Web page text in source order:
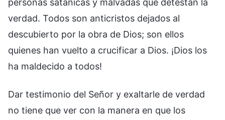
verdad. Todos son anticristos dejados al
descubierto por la obra de Dios; son ellos
quienes han vuelto a crucificar a Dios. ¡Dios los
ha maldecido a todos!
Dar testimonio del Señor y exaltarle de verdad
no tiene que ver con la manera en que los